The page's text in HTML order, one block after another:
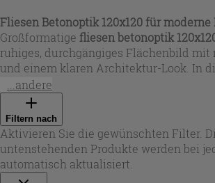
Fliesen Betonoptik 120x120 für moderne
Großformatige fliesen betonoptik
ruhiges, durchgängiges Flächenbild mit
und einem klaren Architektur-Look. In
findest du rektifizierte
Zementoptik, die die typischen Nuancen
wolkigen Schattierungen und feinen
nachbilden. Durch das Format 120x120
Wohnbereiche, Lofts und offene Küchen
ideal, wenn du einen urbanen Stil mit
Oberflächen kombinieren möchtest.
...andere
Filtern nach
Aktivieren Sie die gewünschten Filter.
untenstehenden Produkte werden bei
automatisch aktualisiert.